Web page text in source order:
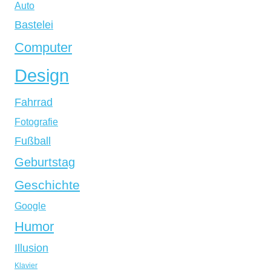
Auto
Bastelei
Computer
Design
Fahrrad
Fotografie
Fußball
Geburtstag
Geschichte
Google
Humor
Illusion
Klavier